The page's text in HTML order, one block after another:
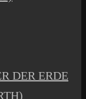
DER ERDE